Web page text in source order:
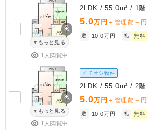
もっと見る
1人閲覧中
2LDK / 55.0m² / 1階
5.0万円 ＋管理費 － 円
敷 10.0万円 礼 無料
もっと見る
1人閲覧中
イチオシ物件
2LDK / 55.0m² / 2階
5.0万円 ＋管理費 － 円
敷 10.0万円 礼 無料